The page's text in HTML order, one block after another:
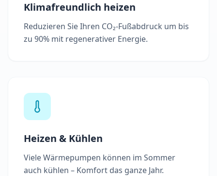
Klimafreundlich heizen
Reduzieren Sie Ihren CO₂-Fußabdruck um bis
zu 90% mit regenerativer Energie.
Heizen & Kühlen
Viele Wärmepumpen können im Sommer
auch kühlen – Komfort das ganze Jahr.